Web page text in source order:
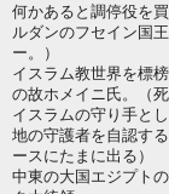
何かあると調停役を
ルダンのフセイン国
ー。）
イスラム教世界を標
の故ホメイニ氏。（
イスラムの守り手と
地の守護者を自認す
ースにたまに出る）
中東の大国エジプト